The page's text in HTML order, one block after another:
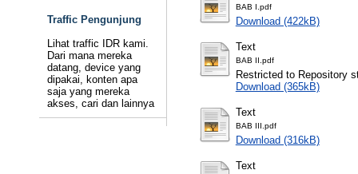
Traffic Pengunjung
Lihat traffic IDR kami.
Dari mana mereka
datang, device yang
dipakai, konten apa
saja yang mereka
akses, cari dan lainnya
BAB I.pdf
Download (422kB)
Text
BAB II.pdf
Restricted to Repository
Download (365kB)
Text
BAB III.pdf
Download (316kB)
Text